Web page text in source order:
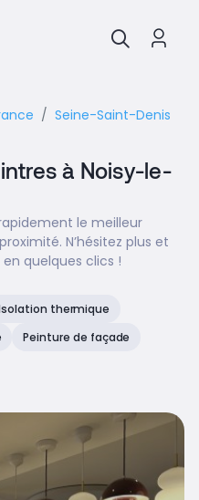
Seine-Saint-Denis
à Noisy-le-
le meilleur
N’hésitez plus et
quelques clics !
thermique
Peinture de façade